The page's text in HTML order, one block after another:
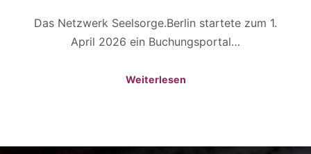
Das Netzwerk Seelsorge.Berlin startete zum 1.
April 2026 ein Buchungsportal…
Weiterlesen